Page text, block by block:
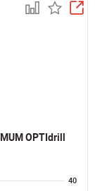
OPTIdrill
40